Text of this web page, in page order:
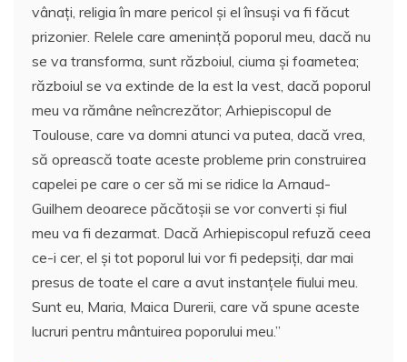
vânaţi, religia în mare pericol și el însuși va fi făcut
prizonier. Relele care amenință poporul meu, dacă nu
se va transforma, sunt războiul, ciuma și foametea;
războiul se va extinde de la est la vest, dacă poporul
meu va rămâne neîncrezător; Arhiepiscopul de
Toulouse, care va domni atunci va putea, dacă vrea,
să oprească toate aceste probleme prin construirea
capelei pe care o cer să mi se ridice la Arnaud-
Guilhem deoarece păcătoșii se vor converti și fiul
meu va fi dezarmat. Dacă Arhiepiscopul refuză ceea
ce-i cer, el și tot poporul lui vor fi pedepsiţi, dar mai
presus de toate el care a avut instanţele fiului meu.
Sunt eu, Maria, Maica Durerii, care vă spune aceste
lucruri pentru mântuirea poporului meu.”